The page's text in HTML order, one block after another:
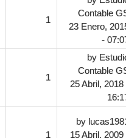
1
Contable
23 Enero,
-
1
by
Contable
25 Abril, 2018
1
by
15 Abril, 2009